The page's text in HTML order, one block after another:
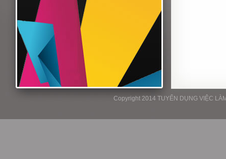
Copyright 2014 TUYỂN DỤNG VIỆC